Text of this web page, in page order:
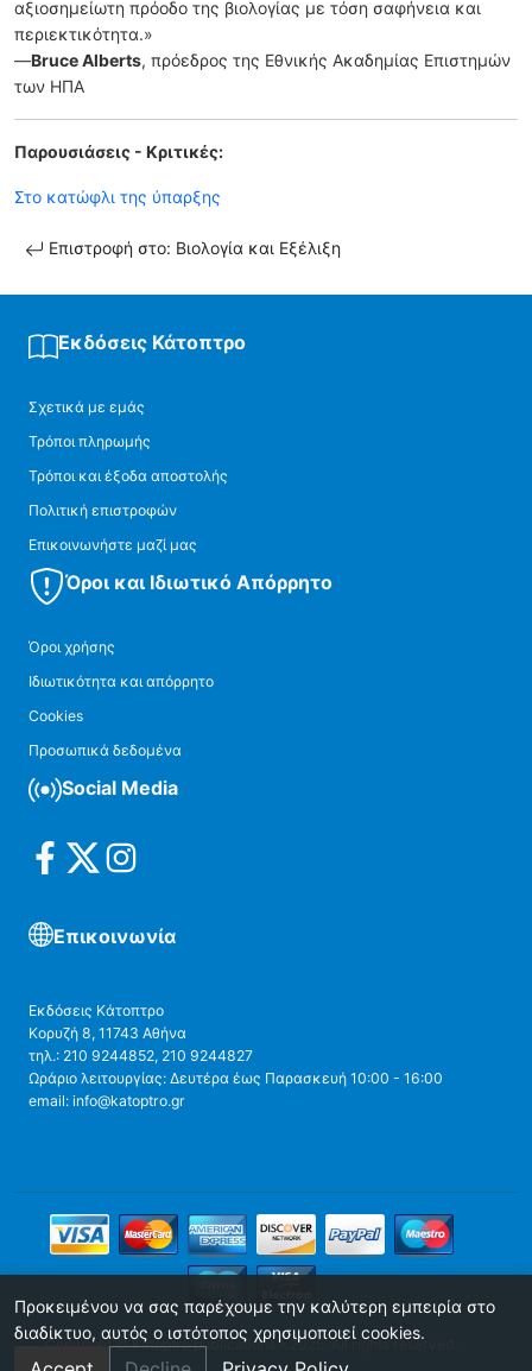
αξιοσημείωτη πρόοδο της βιολογίας με τόση σαφήνεια και
περιεκτικότητα.»
―Bruce Alberts, πρόεδρος της Εθνικής Ακαδημίας Επιστημών
των ΗΠΑ
Παρουσιάσεις - Κριτικές:
Στο κατώφλι της ύπαρξης
Επιστροφή στο: Βιολογία και Εξέλιξη
Εκδόσεις Κάτοπτρο
Σχετικά με εμάς
Τρόποι πληρωμής
Τρόποι και έξοδα αποστολής
Πολιτική επιστροφών
Επικοινωνήστε μαζί μας
Όροι και Ιδιωτικό Απόρρητο
Όροι χρήσης
Ιδιωτικότητα και απόρρητο
Cookies
Προσωπικά δεδομένα
Social Media
Επικοινωνία
Εκδόσεις Κάτοπτρο
Κορυζή 8, 11743 Αθήνα
τηλ.: 210 9244852, 210 9244827
Ωράριο λειτουργίας: Δευτέρα έως Παρασκευή 10:00 - 16:00
email: info@katoptro.gr
Copyright © Katoptro publications - 2025. All rights reserved.
Προκειμένου να σας παρέχουμε την καλύτερη εμπειρία στο
διαδίκτυο, αυτός ο ιστότοπος χρησιμοποιεί cookies.